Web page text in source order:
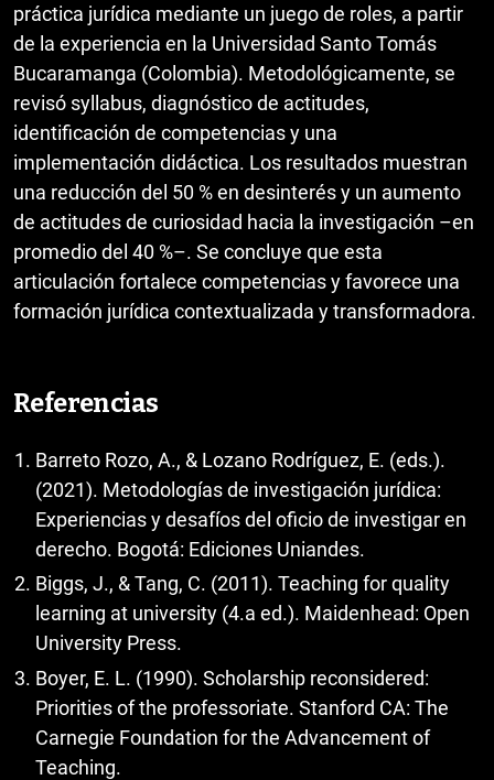
práctica jurídica mediante un juego de roles, a partir
de la experiencia en la Universidad Santo Tomás
Bucaramanga (Colombia). Metodológicamente, se
revisó syllabus, diagnóstico de actitudes,
identificación de competencias y una
implementación didáctica. Los resultados muestran
una reducción del 50 % en desinterés y un aumento
de actitudes de curiosidad hacia la investigación –en
promedio del 40 %–. Se concluye que esta
articulación fortalece competencias y favorece una
formación jurídica contextualizada y transformadora.
Referencias
Barreto Rozo, A., & Lozano Rodríguez, E. (eds.).
(2021). Metodologías de investigación jurídica:
Experiencias y desafíos del oficio de investigar en
derecho. Bogotá: Ediciones Uniandes.
Biggs, J., & Tang, C. (2011). Teaching for quality
learning at university (4.a ed.). Maidenhead: Open
University Press.
Boyer, E. L. (1990). Scholarship reconsidered:
Priorities of the professoriate. Stanford CA: The
Carnegie Foundation for the Advancement of
Teaching.